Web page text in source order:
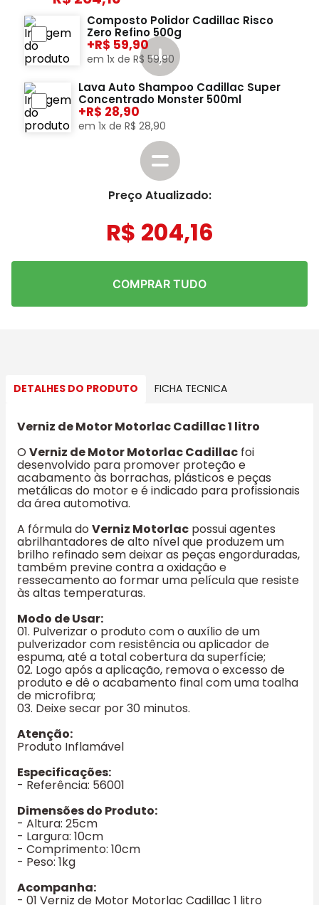
Composto Polidor Cadillac Risco
Zero Refino 500g
+ 59,90
em 1x de R$ 59,90
Lava Auto Shampoo Cadillac Super
Concentrado Monster 500ml
+ 28,90
em 1x de R$ 28,90
Preço Atualizado:
R$ 204,16
COMPRAR TUDO
DETALHES DO PRODUTO FICHA TECNICA
Verniz de Motor Motorlac Cadillac 1 litro
O Verniz de Motor Motorlac Cadillac foi
desenvolvido para promover proteção e
acabamento às borrachas, plásticos e peças
metálicas do motor e é indicado para profissionais
da área automotiva.
A fórmula do Verniz Motorlac possui agentes
abrilhantadores de alto nível que produzem um
brilho refinado sem deixar as peças engorduradas,
também previne contra a oxidação e
ressecamento ao formar uma película que resiste
às altas temperaturas.
Modo de Usar:
01. Pulverizar o produto com o auxílio de um
pulverizador com resistência ou aplicador de
espuma, até a total cobertura da superfície;
02. Logo após a aplicação, remova o excesso de
produto e dê o acabamento final com uma toalha
de microfibra;
03. Deixe secar por 30 minutos.
Atenção:
Produto Inflamável
Especificações:
- Referência: 56001
Dimensões do Produto:
- Altura: 25cm
- Largura: 10cm
- Comprimento: 10cm
- Peso: 1kg
Acompanha:
- 01 Verniz de Motor Motorlac Cadillac 1 litro